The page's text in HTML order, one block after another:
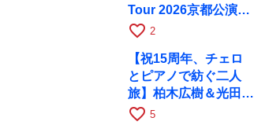
Tour 2026京都公演を
10月に開催
favorite_border 2
【祝15周年、チェロ
とピアノで紡ぐ二人
旅】柏木広樹＆光田健
一が11月12日に京都
favorite_border 5